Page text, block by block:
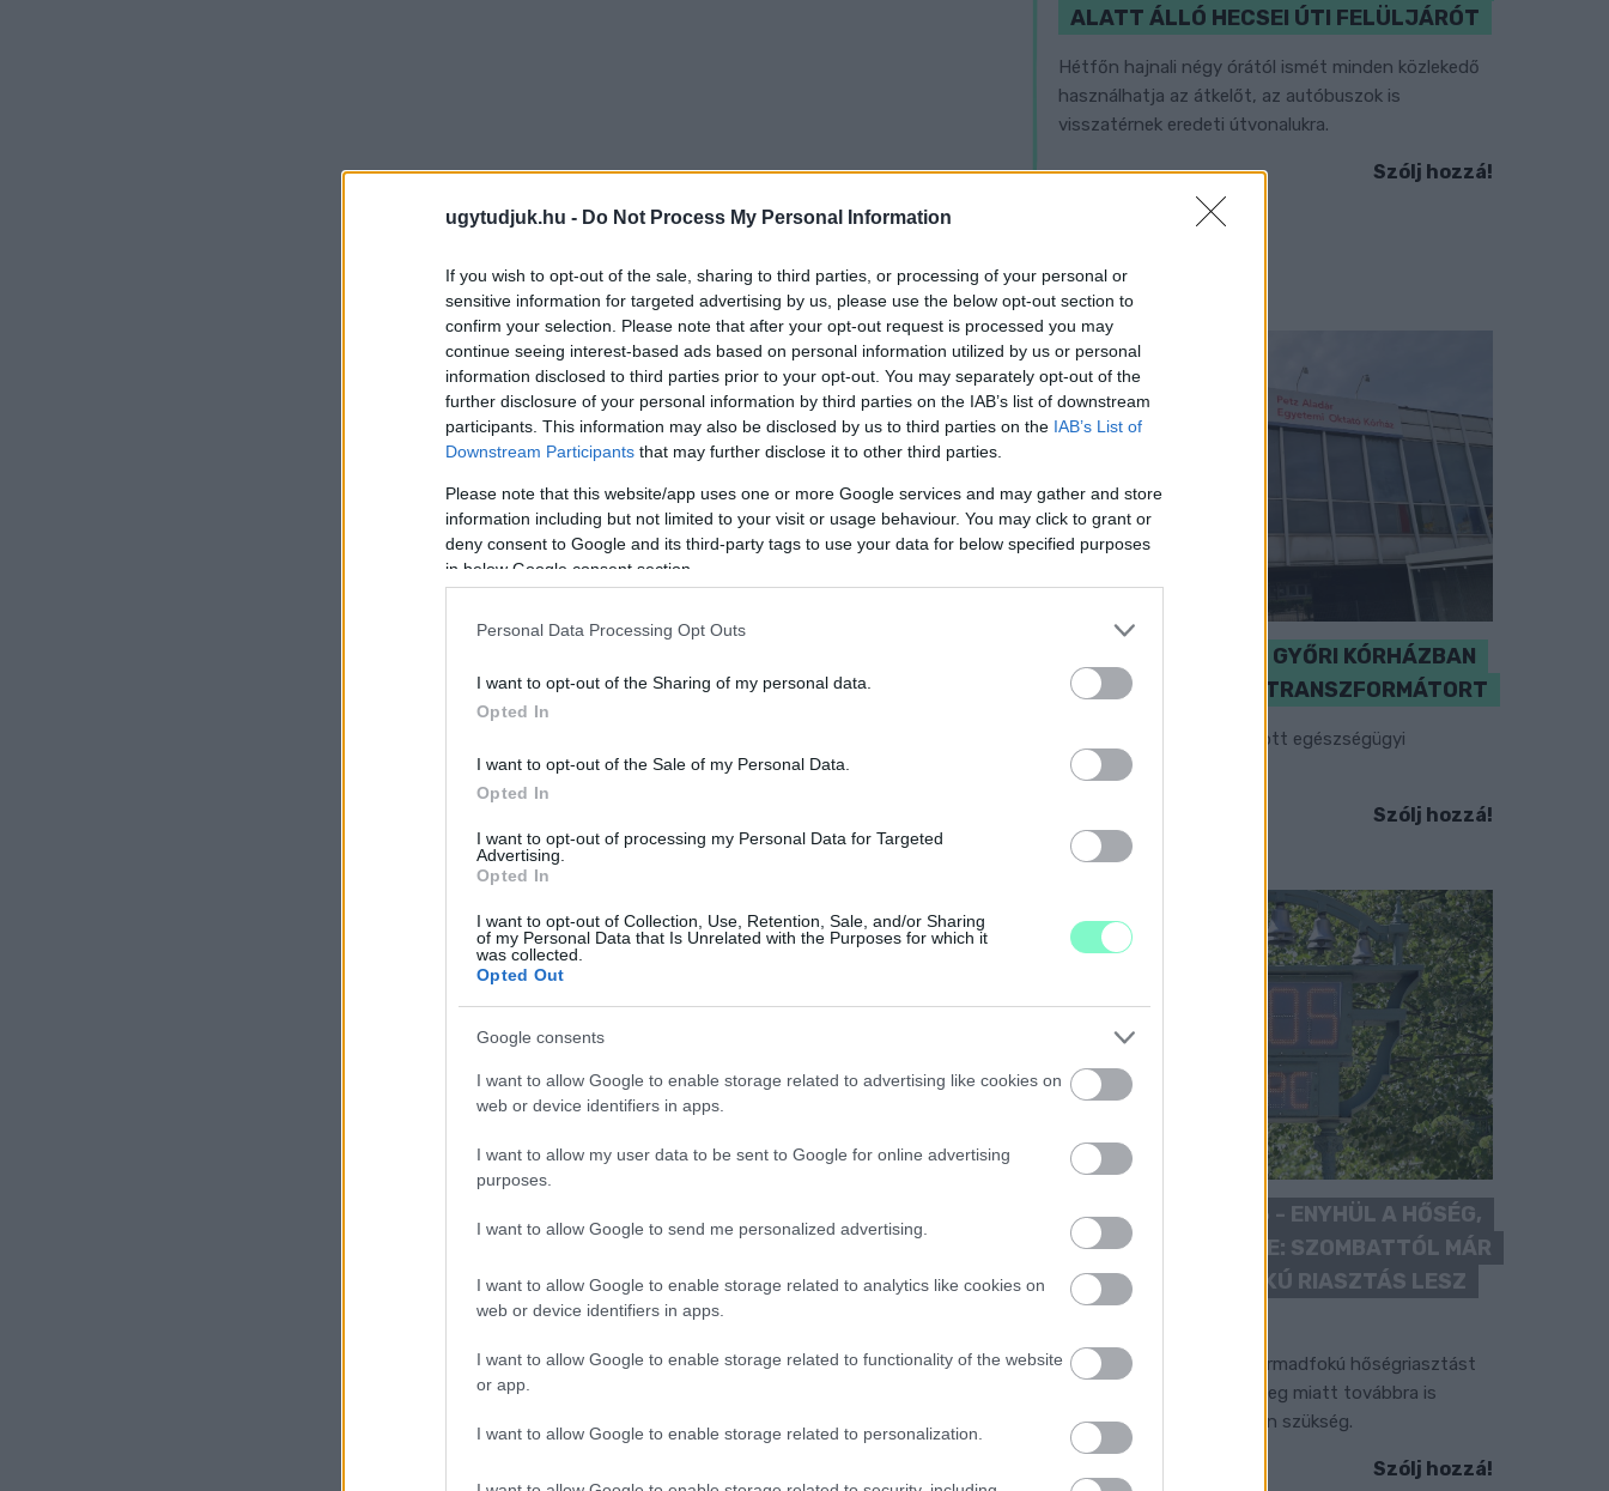
ugytudjuk.hu - Do Not Process My Personal Information
If you wish to opt-out of the sale, sharing to third parties, or processing of your personal or
sensitive information for targeted advertising by us, please use the below opt-out section to
confirm your selection. Please note that after your opt-out request is processed you may
continue seeing interest-based ads based on personal information utilized by us or personal
information disclosed to third parties prior to your opt-out. You may separately opt-out of the
further disclosure of your personal information by third parties on the IAB’s list of downstream
participants. This information may also be disclosed by us to third parties on the IAB’s List of
Downstream Participants that may further disclose it to other third parties.
Please note that this website/app uses one or more Google services and may gather and store
information including but not limited to your visit or usage behaviour. You may click to grant or
deny consent to Google and its third-party tags to use your data for below specified purposes
in below Google consent section.
Personal Data Processing Opt Outs
I want to opt-out of the Sharing of my personal data.
Opted In
I want to opt-out of the Sale of my Personal Data.
Opted In
I want to opt-out of processing my Personal Data for Targeted
Advertising.
Opted In
I want to opt-out of Collection, Use, Retention, Sale, and/or Sharing
of my Personal Data that Is Unrelated with the Purposes for which it
was collected.
Opted Out
Google consents
I want to allow Google to enable storage related to advertising like cookies on
web or device identifiers in apps.
I want to allow my user data to be sent to Google for online advertising
purposes.
I want to allow Google to send me personalized advertising.
I want to allow Google to enable storage related to analytics like cookies on
web or device identifiers in apps.
I want to allow Google to enable storage related to functionality of the website
or app.
I want to allow Google to enable storage related to personalization.
ALATT ÁLLÓ HECSEI ÚTI FELÜLJÁRÓT
Hétfőn hajnali négy órától ismét minden közlekedő
használhatja az átkelőt, az autóbuszok is
visszatérnek eredeti útvonalukra.
Szólj hozzá!
KICSERÉLTÉK A GYŐRI KÓRHÁZBAN
MEGHIBÁSODOTT TRANSZFORMÁTORT
Megkezdték az elhalasztott egészségügyi
ellátásokat.
Szólj hozzá!
KÁNIKULA 2026 - ENYHÜL A HŐSÉG,
DE MÉG NINCS VÉGE: SZOMBATTÓL MÁR
“CSAK” MÁSODFOKÚ RIASZTÁS LESZ
A július vége óta tartó harmadfokú hőségriasztást
mérséklik, de a tartós meleg miatt továbbra is
fokozott óvatosságra van szükség.
Szólj hozzá!